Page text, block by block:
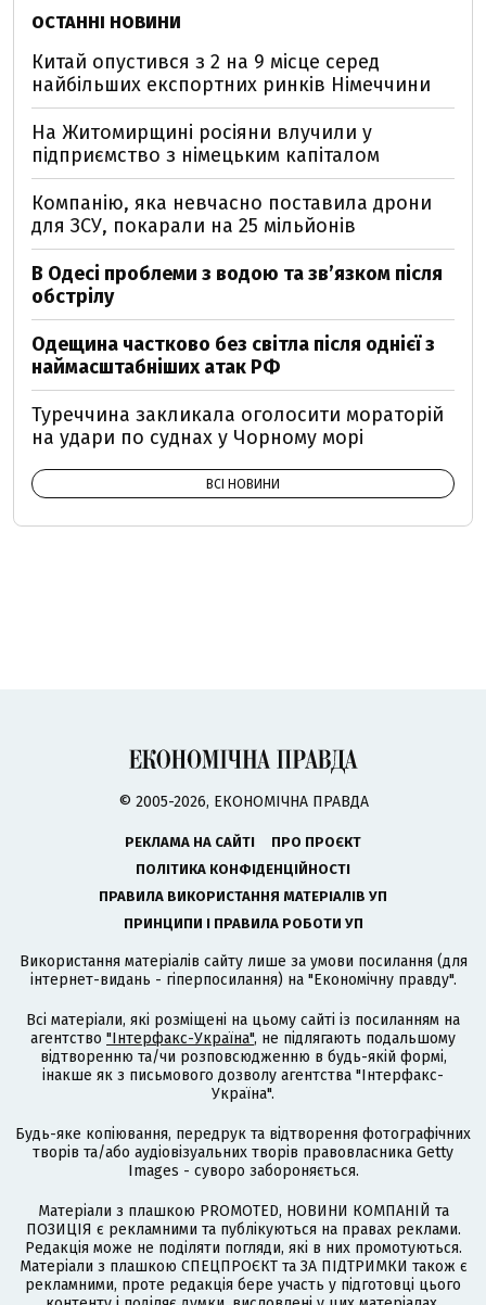
ОСТАННІ НОВИНИ
Китай опустився з 2 на 9 місце серед
найбільших експортних ринків Німеччини
На Житомирщині росіяни влучили у
підприємство з німецьким капіталом
Компанію, яка невчасно поставила дрони
для ЗСУ, покарали на 25 мільйонів
В Одесі проблеми з водою та звʼязком після
обстрілу
Одещина частково без світла після однієї з
наймасштабніших атак РФ
Туреччина закликала оголосити мораторій
на удари по суднах у Чорному морі
ВСІ НОВИНИ
© 2005-2026, ЕКОНОМІЧНА ПРАВДА
РЕКЛАМА НА САЙТІ
ПРО ПРОЄКТ
ПОЛІТИКА КОНФІДЕНЦІЙНОСТІ
ПРАВИЛА ВИКОРИСТАННЯ МАТЕРІАЛІВ УП
ПРИНЦИПИ І ПРАВИЛА РОБОТИ УП
Використання матеріалів сайту лише за умови посилання (для
інтернет-видань - гіперпосилання) на "Економічну правду".
Всі матеріали, які розміщені на цьому сайті із посиланням на
агентство "Інтерфакс-Україна", не підлягають подальшому
відтворенню та/чи розповсюдженню в будь-якій формі,
інакше як з письмового дозволу агентства "Інтерфакс-
Україна".
Будь-яке копіювання, передрук та відтворення фотографічних
творів та/або аудіовізуальних творів правовласника Getty
Images - суворо забороняється.
Матеріали з плашкою PROMOTED, НОВИНИ КОМПАНІЙ та
ПОЗИЦІЯ є рекламними та публікуються на правах реклами.
Редакція може не поділяти погляди, які в них промотуються.
Матеріали з плашкою СПЕЦПРОЄКТ та ЗА ПІДТРИМКИ також є
рекламними, проте редакція бере участь у підготовці цього